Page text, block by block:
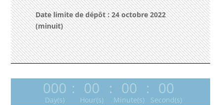
Date limite de dépôt : 24 octobre 2022
(minuit)
000
Day(s)
: 00
Hour(s)
: 00
Minute(s)
: 00
Second(s)